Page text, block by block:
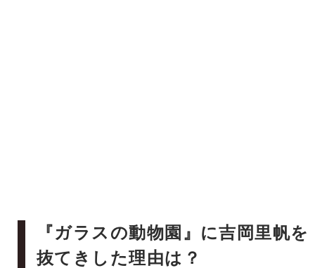
『ガラスの動物園』に吉岡里帆を
抜てきした理由は？